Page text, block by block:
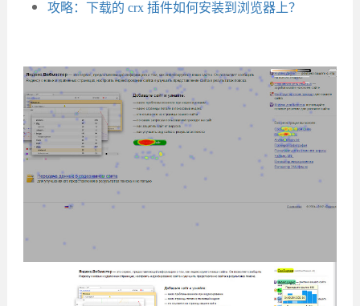
攻略：下载的 crx 插件如何安装到浏览器上？